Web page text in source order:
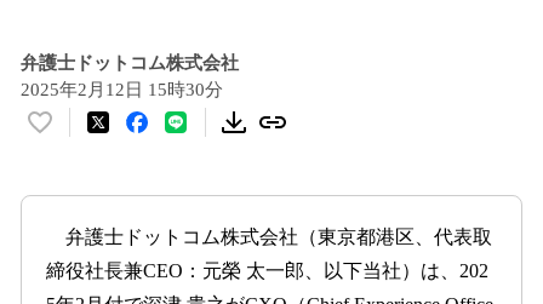
弁護士ドットコム株式会社
2025年2月12日 15時30分
い
を
読
弁護士ドットコム株式会社（東京都港区、代表取
締役社長兼CEO：元榮 太一郎、以下当社）は、202